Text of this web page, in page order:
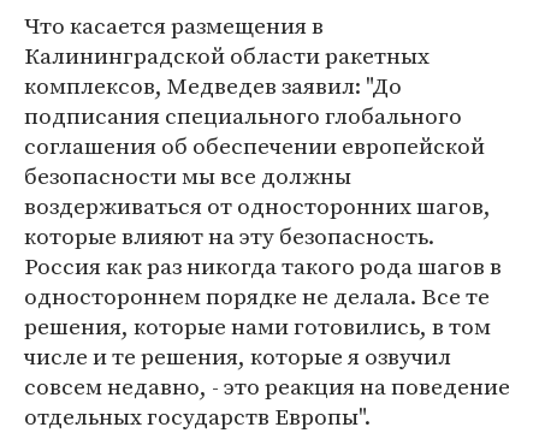
Что касается размещения в
Калининградской области ракетных
комплексов, Медведев заявил: "До
подписания специального глобального
соглашения об обеспечении европейской
безопасности мы все должны
воздерживаться от односторонних шагов,
которые влияют на эту безопасность.
Россия как раз никогда такого рода шагов в
одностороннем порядке не делала. Все те
решения, которые нами готовились, в том
числе и те решения, которые я озвучил
совсем недавно, - это реакция на поведение
отдельных государств Европы".